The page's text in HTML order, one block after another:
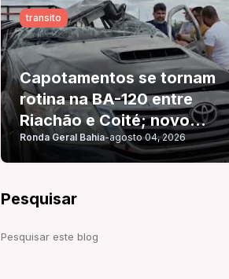
transito
Capotamentos se tornam
rotina na BA-120 entre
Riachão e Coité; novo
acidente é registrado
pouco mais de 24 horas
Ronda Geral Bahia-agosto 04, 2026
Pesquisar